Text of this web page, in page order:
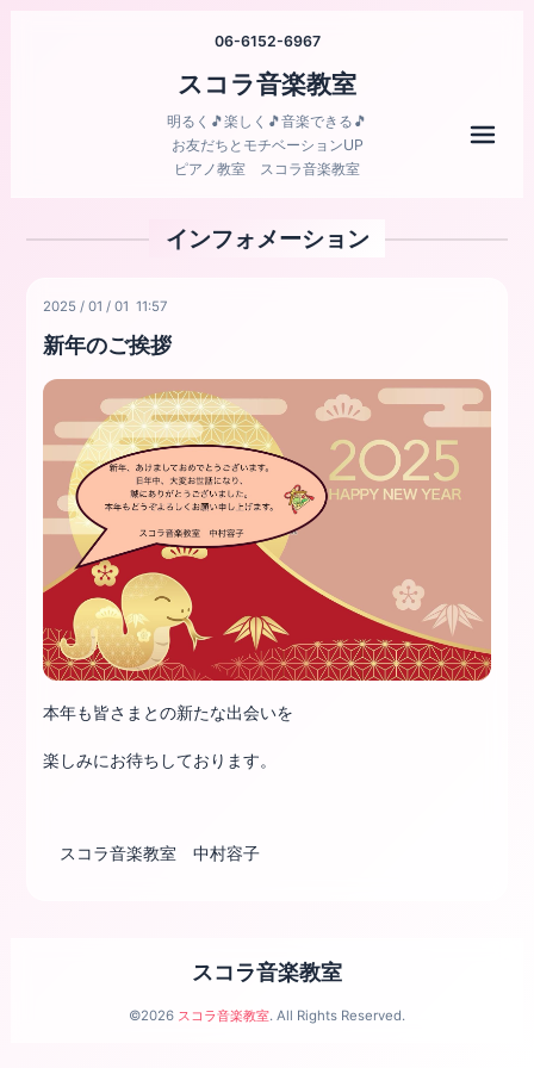
06-6152-6967
スコラ音楽教室
明るく🎵楽しく🎵音楽できる🎵
お友だちとモチベーションUP
ピアノ教室 スコラ音楽教室
インフォメーション
2025 /01 /01 11:57
新年のご挨拶
本年も皆さまとの新たな出会いを
楽しみにお待ちしております。
スコラ音楽教室 中村容子
スコラ音楽教室
©2026 スコラ音楽教室. All Rights Reserved.